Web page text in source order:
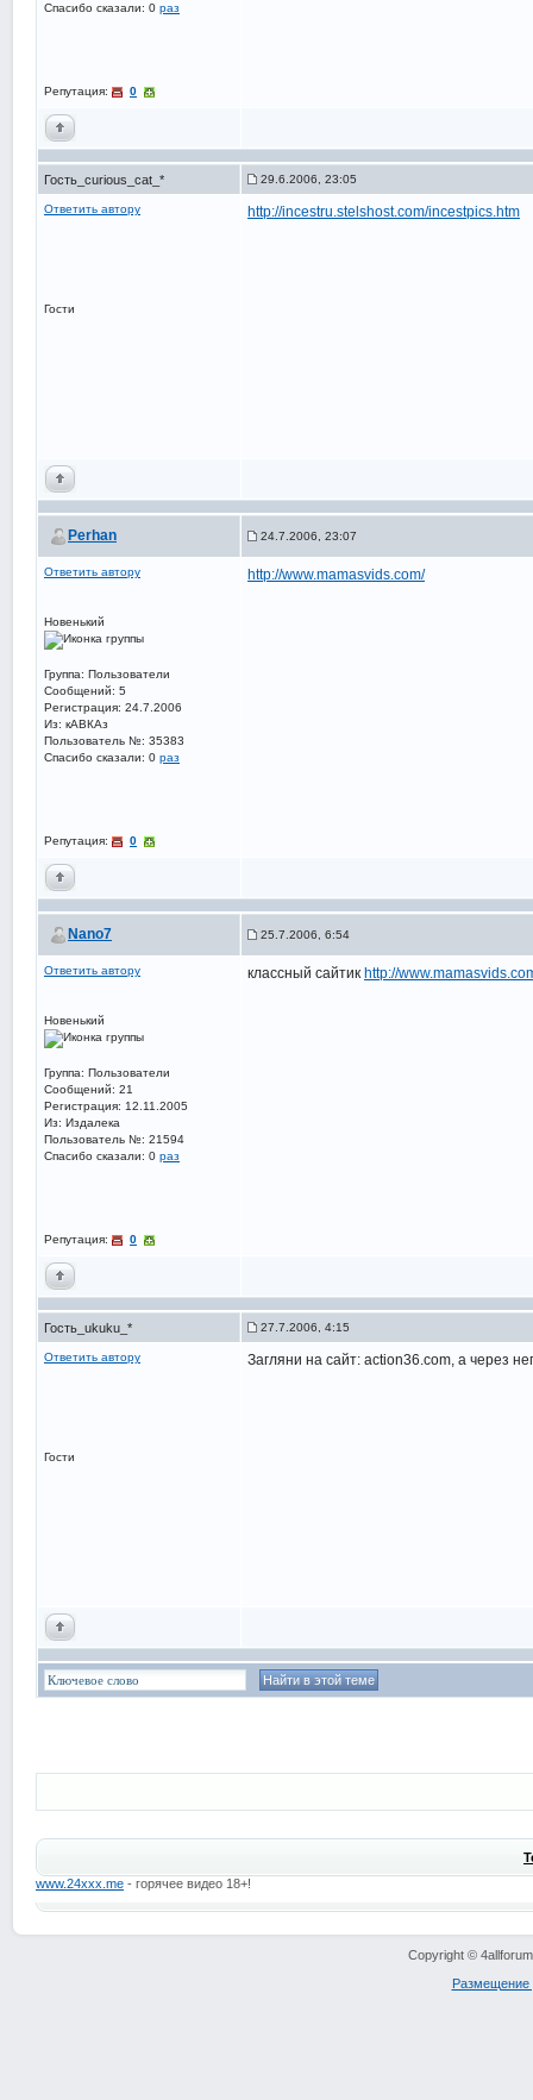
Спасибо сказали: 0 раз
Репутация: 0
Гость_curious_cat_* 29.6.2006, 23:05
Ответить автору
Гости
http://incestru.stelshost.com/incestpics.htm
Perhan 24.7.2006, 23:07
Ответить автору
Новенький
Группа: Пользователи
Сообщений: 5
Регистрация: 24.7.2006
Из: кАВКАз
Пользователь №: 35383
Спасибо сказали: 0 раз
Репутация: 0
http://www.mamasvids.com/
Nano7 25.7.2006, 6:54
Ответить автору
Новенький
Группа: Пользователи
Сообщений: 21
Регистрация: 12.11.2005
Из: Издалека
Пользователь №: 21594
Спасибо сказали: 0 раз
Репутация: 0
классный сайтик http://
Гость_ukuku_* 27.7.2006, 4:15
Ответить автору
Гости
Загляни на сайт: action36.com, а через
www.24xxx.me - горячее видео 18+!
Copyright ©
Размещение